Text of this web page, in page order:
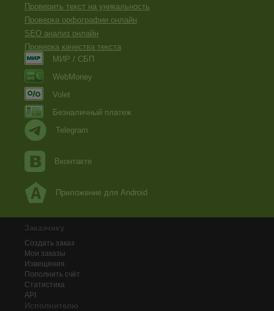
Проверить текст на уникальность
Проверка орфографии онлайн
SEO анализ онлайн
Проверка качества текста
МИР / СБП
WebMoney
Volet
Безналичный платеж
Telegram
Вконтакте
Приложение для Android
Заказчику
Создать заказ
Мои заказы
Извещения
Пополнить счёт
Статистика
API
Исполнителю